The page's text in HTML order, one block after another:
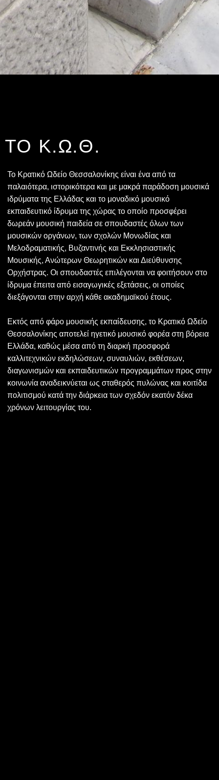
ΤΟ Κ.Ω.Θ.
Το Κρατικό Ωδείο Θεσσαλονίκης είναι ένα από τα
παλαιότερα, ιστορικότερα και με μακρά παράδοση μουσικά
ιδρύματα της Ελλάδας και το μοναδικό μουσικό
εκπαιδευτικό ίδρυμα της χώρας το οποίο προσφέρει
δωρεάν μουσική παιδεία σε σπουδαστές όλων των
μουσικών οργάνων, των σχολών Μονωδίας και
Μελοδραματικής, Βυζαντινής και Εκκλησιαστικής
Μουσικής, Ανώτερων Θεωρητικών και Διεύθυνσης
Ορχήστρας. Οι σπουδαστές επιλέγονται να φοιτήσουν στο
ίδρυμα έπειτα από εισαγωγικές εξετάσεις, οι οποίες
διεξάγονται στην αρχή κάθε ακαδημαϊκού έτους.
Εκτός από φάρο μουσικής εκπαίδευσης, το Κρατικό Ωδείο
Θεσσαλονίκης αποτελεί ηγετικό μουσικό φορέα στη βόρεια
Ελλάδα, καθώς μέσα από τη διαρκή προσφορά
καλλιτεχνικών εκδηλώσεων, συναυλιών, εκθέσεων,
διαγωνισμών και εκπαιδευτικών προγραμμάτων προς στην
κοινωνία αναδεικνύεται ως σταθερός πυλώνας και κοιτίδα
πολιτισμού κατά την διάρκεια των σχεδόν εκατόν δέκα
χρόνων λειτουργίας του.